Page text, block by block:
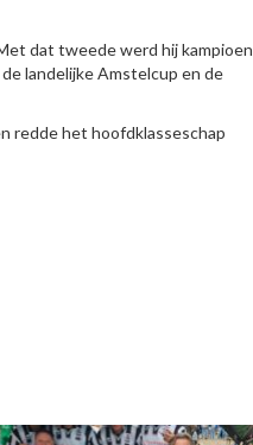
dat tweede werd hij kampioen
landelijke Amstelcup en de
redde het hoofdklasseschap